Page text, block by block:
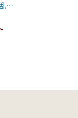
西南学院大学博物館(花乱社)